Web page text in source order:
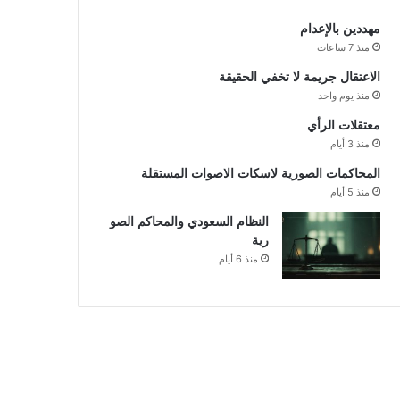
مهددين بالإعدام
منذ 7 ساعات
الاعتقال جريمة لا تخفي الحقيقة
منذ يوم واحد
معتقلات الرأي
منذ 3 أيام
المحاكمات الصورية لاسكات الاصوات المستقلة
منذ 5 أيام
النظام السعودي والمحاكم الصو
رية
منذ 6 أيام